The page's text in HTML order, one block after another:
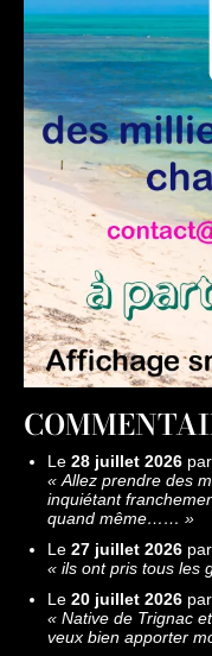
Le 28 juillet 2026 par
« Allez prendre des
inquiétant
quand même…… »
Le 27 juillet 2026 par
« ils ont pris tous les
Le 20 juillet 2026 par
« Native de Trignac
veux bien apporter